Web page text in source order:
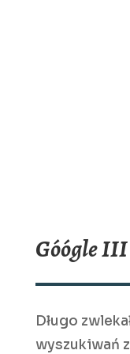
Góógle III
Długo
wyszukiwań